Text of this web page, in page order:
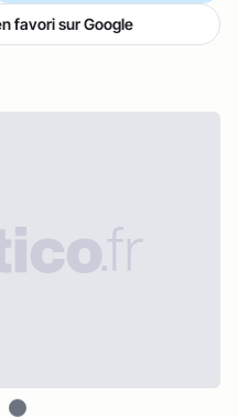
favori sur Google